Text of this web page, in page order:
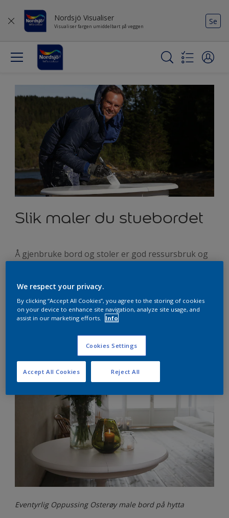
Nordsjö Visualiser
Visualiser fargen umiddelbart på veggen
Se
Slik maler du stuebordet
Å gjenbruke bord og stoler er god ressursbruk og
Slik går du frem for å få et nytt stuebord.
Eventyrlig Oppussing Osterøy male bord på hytta
We respect your privacy.
By clicking “Accept All Cookies”, you agree to the storing of cookies
on your device to enhance site navigation, analyze site usage, and
assist in our marketing efforts.
Info
Cookies Settings
Reject All
Accept All Cookies